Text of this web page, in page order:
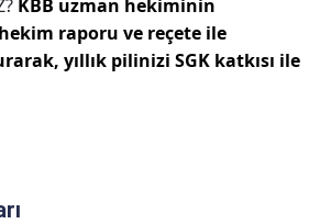
KBB uzman hekiminin
raporu ve reçete ile
yıllık pilinizi SGK katkısı ile